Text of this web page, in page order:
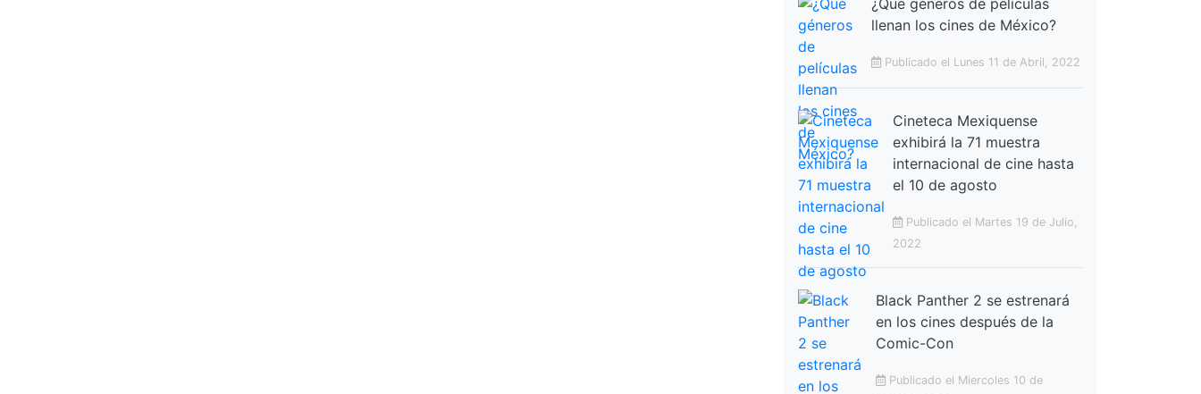
¿Qué géneros de películas
llenan los cines de México?
Publicado el Lunes 11 de Abril, 2022
Cineteca Mexiquense
exhibirá la 71 muestra
internacional de cine hasta
el 10 de agosto
Publicado el Martes 19 de Julio,
2022
Black Panther 2 se estrenará
en los cines después de la
Comic-Con
Publicado el Miercoles 10 de